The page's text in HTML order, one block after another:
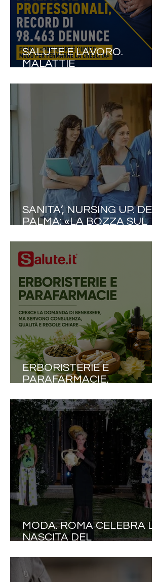
SALUTE E LAVORO.
MALATTIE
DI 98.463 DENUNCE: IN UN
SANITA’, NURSING UP. DE
PALMA: «LA BOZZA SUL
VA RIVISTA. IN UN
MOMENTO COSÌ DELICATO
RIDURRE I POSTI A
INFERMIERISTICA È UN
SEGNALE CHE
PREOCCUPA NON POCO»
ERBORISTERIE E
PARAFARMACIE,
DOMANDA DI BENESSERE,
MA SERVONO
CONSULENZA, QUALITÀ E
REGOLE CHIARE»
MODA. ROMA CELEBRA LA
NASCITA DEL
ALTAMORE LANCIA UNA
NUOVA IDEA DI ELEGANZA